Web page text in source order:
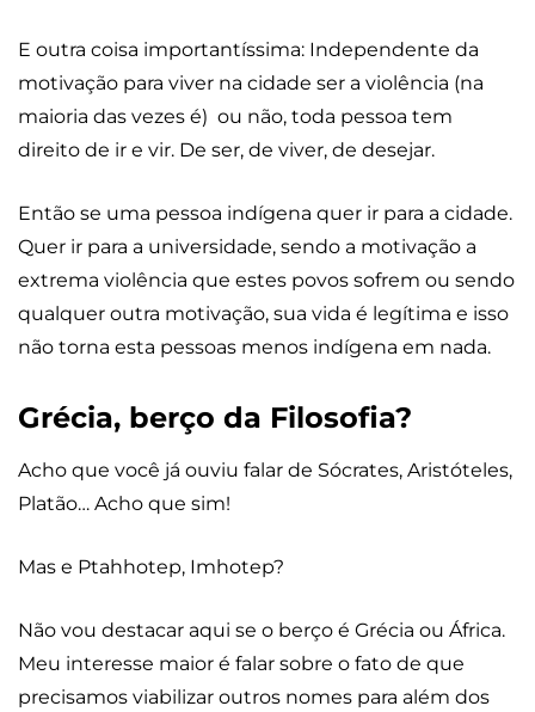
E outra coisa importantíssima: Independente da
motivação para viver na cidade ser a violência (na
maioria das vezes é) ou não, toda pessoa tem
direito de ir e vir. De ser, de viver, de desejar.
Então se uma pessoa indígena quer ir para a cidade.
Quer ir para a universidade, sendo a motivação a
extrema violência que estes povos sofrem ou sendo
qualquer outra motivação, sua vida é legítima e isso
não torna esta pessoas menos indígena em nada.
Grécia, berço da Filosofia?
Acho que você já ouviu falar de Sócrates, Aristóteles,
Platão… Acho que sim!
Mas e Ptahhotep, Imhotep?
Não vou destacar aqui se o berço é Grécia ou África.
Meu interesse maior é falar sobre o fato de que
precisamos viabilizar outros nomes para além dos